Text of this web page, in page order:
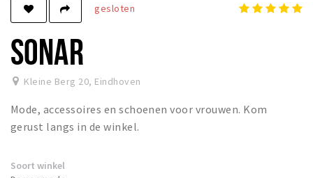
Winkels
Aanbiedingen
Ook reclame maken?
Over Eindhovens Rondje
gesloten
SONAR
Kleine Berg 20, Eindhoven
Mode, accessoires en schoenen voor vrouwen. Kom
gerust langs in de winkel.
Soort winkel